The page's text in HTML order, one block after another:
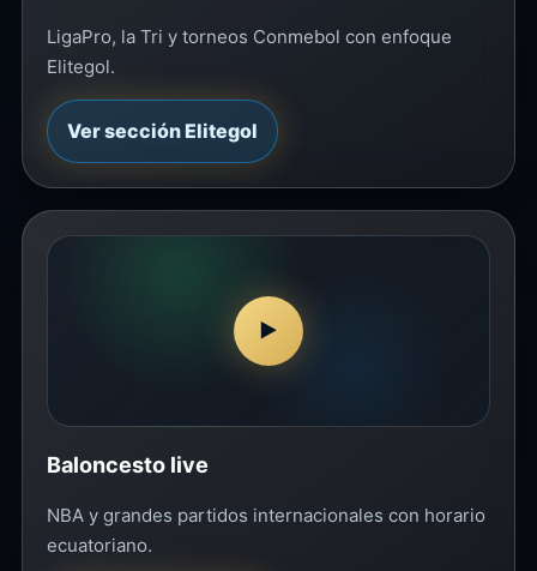
LigaPro, la Tri y torneos Conmebol con enfoque
Elitegol.
Ver sección Elitegol
▶
Baloncesto live
NBA y grandes partidos internacionales con horario
ecuatoriano.